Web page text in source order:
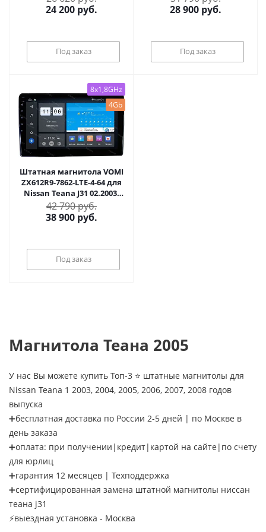
24 200 руб.
Под заказ
28 900 руб.
Под заказ
8x1,8GHz
4Gb
Штатная магнитола VOMI
ZX612R9-7862-LTE-4-64 для
Nissan Teana J31 02.2003-
01.2008 на Android 10
42 790 руб.
38 900 руб.
Под заказ
Магнитола Теана 2005
У нас Вы можете купить Топ-3 ⭐ штатные магнитолы для
Nissan Teana 1 2003, 2004, 2005, 2006, 2007, 2008 годов
выпуска
➕бесплатная доставка по России 2-5 дней | по Москве в
день заказа
➕оплата: при получении|кредит|картой на сайте|по счету
для юрлиц
➕гарантия 12 месяцев | Техподдержка
➕сертифицированная замена штатной магнитолы ниссан
теана j31
⚡выездная установка - Москва